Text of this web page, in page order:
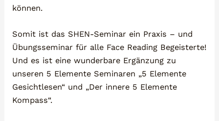
können.
Somit ist das SHEN-Seminar ein Praxis – und
Übungsseminar für alle Face Reading Begeisterte!
Und es ist eine wunderbare Ergänzung zu
unseren 5 Elemente Seminaren „5 Elemente
Gesichtlesen“ und „Der innere 5 Elemente
Kompass“.